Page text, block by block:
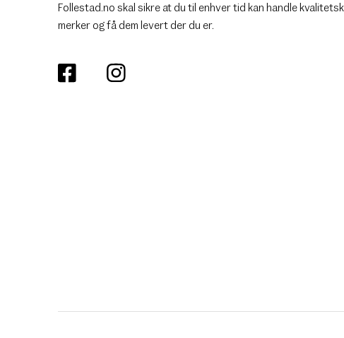
Follestad.no skal sikre at du til enhver tid kan handle
merker og få dem levert der du er.